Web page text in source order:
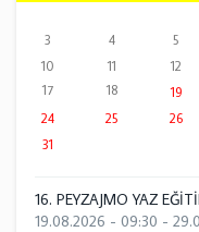
3
4 5
10
11 12
17
18 19
24
25 26
31
16. PEYZAJMO YAZ
19.08.2026 - 09:30 -